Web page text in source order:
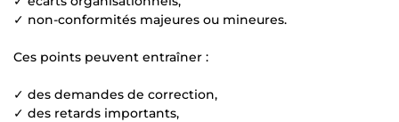
✓ non-conformités majeures ou mineures.
Ces points peuvent entraîner :
✓ des demandes de correction,
✓ des retards importants,